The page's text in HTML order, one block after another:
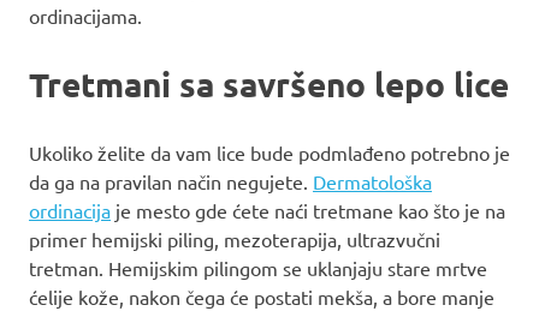
ordinacijama.
Tretmani sa savršeno lepo lice
Ukoliko želite da vam lice bude podmlađeno potrebno je
da ga na pravilan način negujete. Dermatološka
ordinacija je mesto gde ćete naći tretmane kao što je na
primer hemijski piling, mezoterapija, ultrazvučni
tretman. Hemijskim pilingom se uklanjaju stare mrtve
ćelije kože, nakon čega će postati mekša, a bore manje